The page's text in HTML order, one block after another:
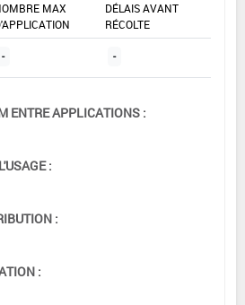
MAX
DÉLAIS AVANT
RÉCOLTE
- -
ENTRE APPLICATIONS :
:
:
: